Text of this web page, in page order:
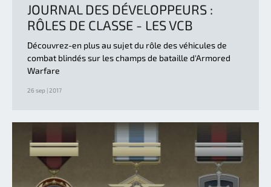
JOURNAL DES DÉVELOPPEURS :
RÔLES DE CLASSE - LES VCB
Découvrez-en plus au sujet du rôle des véhicules de
combat blindés sur les champs de bataille d'Armored
Warfare
26 sep | 2017